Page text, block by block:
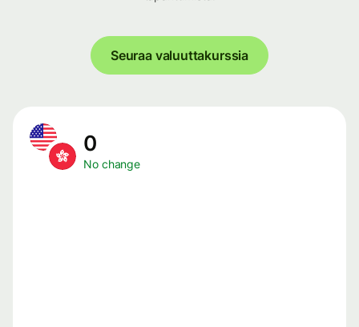
Seuraa valuuttakurssia
0
No change